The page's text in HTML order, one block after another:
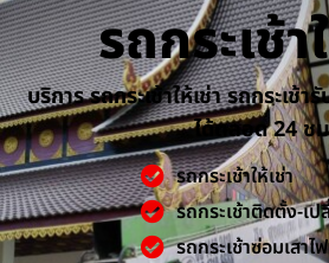
รถกระเช้า
บริการ รถกระเช้าให้เช่า รถกระเช้
ได้ตลอด 24 ช
รถกระเช้าให้เช่า
รถกระเช้าติดตั้ง-เ
รถกระเช้าซ่อมเสาไ